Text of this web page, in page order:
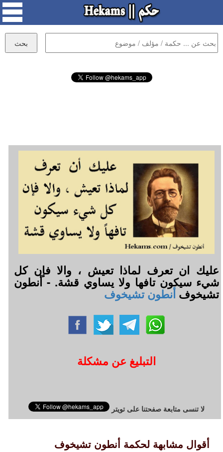
عليك ان تعرف لماذا تعيش ، والا فإن كل
شيء سيكون تافها ولا يساوي قشة. - أنطون
تشيخوفأنطون تشيخوف
التبليغ عن مشكلة
لا تنسى متابعة صفحتنا على تويتر
أقوال مشابهة لحكمة أنطون تشيخوف